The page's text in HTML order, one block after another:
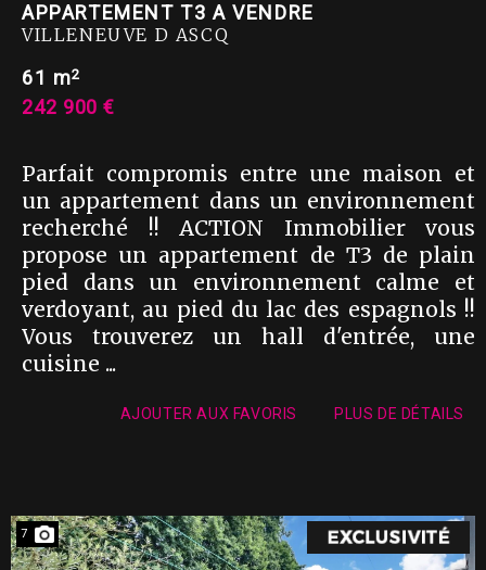
APPARTEMENT T3 A VENDRE
VILLENEUVE D ASCQ
61 m2
242 900 €
Parfait compromis entre une maison et
un appartement dans un environnement
recherché !! ACTION Immobilier vous
propose un appartement de T3 de plain
pied dans un environnement calme et
verdoyant, au pied du lac des espagnols !!
Vous trouverez un hall d'entrée, une
cuisine ...
AJOUTER AUX FAVORIS PLUS DE DÉTAILS
7